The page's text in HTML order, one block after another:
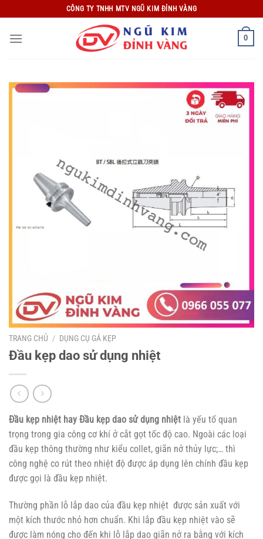
qua
nội
CÔNG TY TNHH MTV NGŨ KIM ĐỈNH VÀNG
0
TRANG CHỦ / DỤNG CỤ GÁ KẸP
Đầu kẹp dao sử dụng nhiệt
Đầu kẹp nhiệt hay Đầu kẹp dao sử dụng nhiệt là yếu tố quan
trọng trong gia công cơ khí ở cắt gọt tốc độ cao. Ngoài các loại
đầu kẹp thông thường như kiểu collet, giãn nở thủy lực;… thì
công nghệ co rút theo nhiệt độ được áp dụng lên chính đầu kẹp
được gọi là đầu kẹp nhiệt.
Thường phần lỗ lắp dao của đầu kẹp nhiệt được sản xuất với
một kích thước nhỏ hơn chuẩn. Khi lắp đầu kẹp nhiệt vào sẽ
được làm nóng cho đến khi lỗ lắp dao giãn nở ra bằng với kích